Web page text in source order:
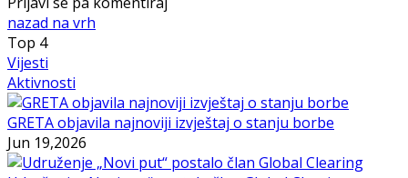
nazad na vrh
Top 4
Vijesti
Aktivnosti
GRETA objavila najnoviji izvještaj o stanju borbe
Jun 19,2026